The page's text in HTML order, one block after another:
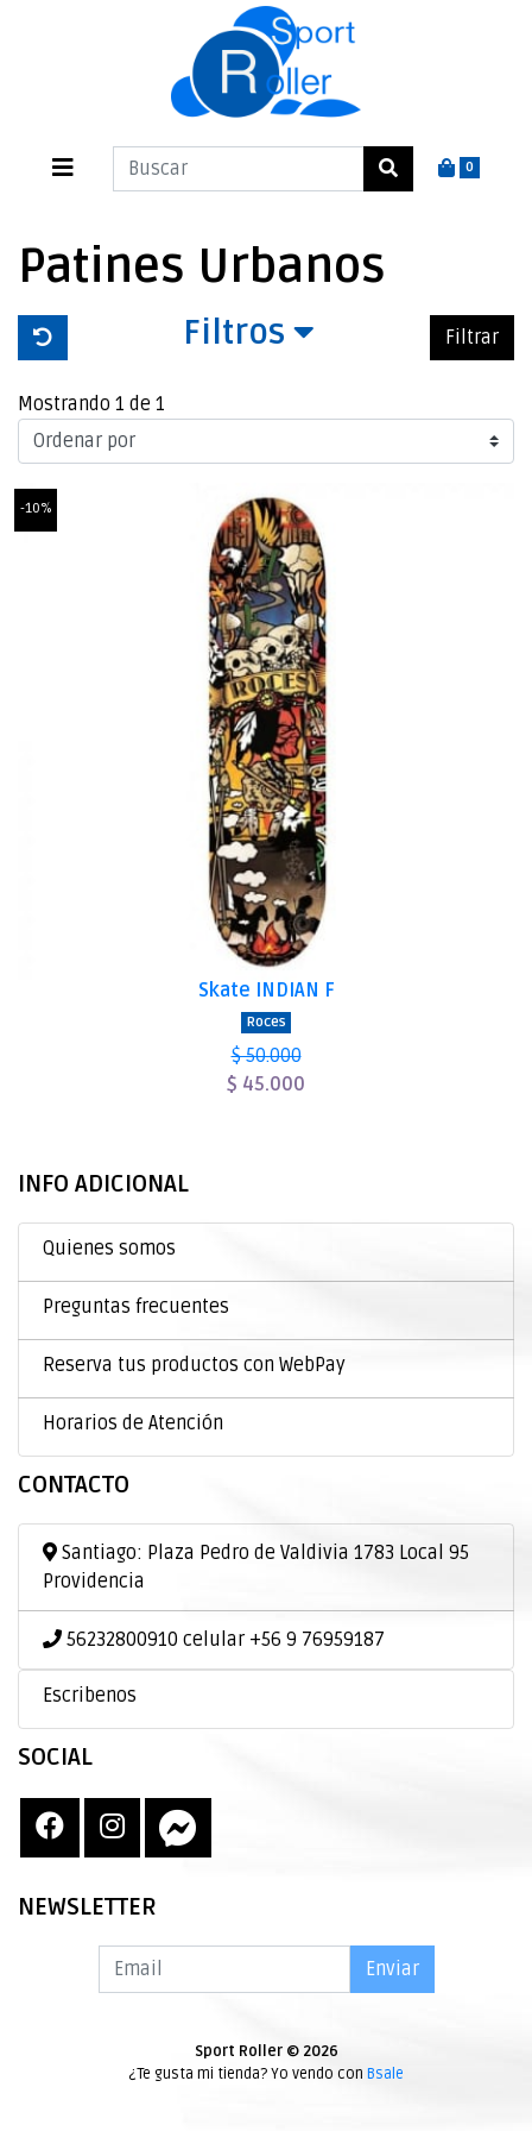
0
Patines Urbanos
Filtros Filtrar
Mostrando 1 de 1
-10%
Skate INDIAN F
Roces
$ 50.000
$ 45.000
INFO ADICIONAL
Quienes somos
Preguntas frecuentes
Reserva tus productos con WebPay
Horarios de Atención
CONTACTO
Santiago: Plaza Pedro de Valdivia 1783 Local 95
Providencia
56232800910 celular +56 9 76959187
Escribenos
SOCIAL
NEWSLETTER
Enviar
Sport Roller © 2026
¿Te gusta mi tienda? Yo vendo con Bsale